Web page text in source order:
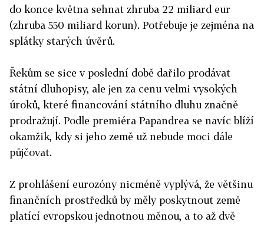
do konce května sehnat zhruba 22 miliard eur
(zhruba 550 miliard korun). Potřebuje je zejména na
splátky starých úvěrů.
Řekům se sice v poslední době dařilo prodávat
státní dluhopisy, ale jen za cenu velmi vysokých
úroků, které financování státního dluhu značně
prodražují. Podle premiéra Papandrea se navíc blíží
okamžik, kdy si jeho země už nebude moci dále
půjčovat.
Z prohlášení eurozóny nicméně vyplývá, že většinu
finančních prostředků by měly poskytnout země
platící evropskou jednotnou měnou, a to až dvě